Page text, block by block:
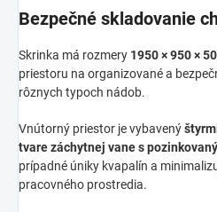
Bezpečné skladovanie
Skrinka má rozmery 1950 × 950 ×
priestoru na organizované a
rôznych typoch nádob.
Vnútorný priestor je vybavený
tvare záchytnej vane s
prípadné úniky kvapalín a
pracovného prostredia.